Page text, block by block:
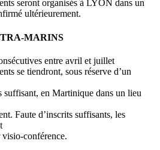
seront organisés à LYON dans un
ultérieurement.
MARINS
entre avril et juillet
se tiendront, sous réserve d’un
suffisant, en Martinique dans un lieu
Faute d’inscrits suffisants, les
conférence.